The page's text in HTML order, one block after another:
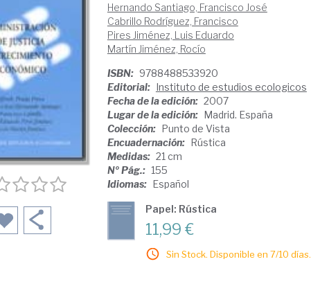
Hernando Santiago, Francisco José
Cabrillo Rodríguez, Francisco
Pires Jiménez, Luis Eduardo
Martín Jiménez, Rocío
ISBN: 9788488533920
Editorial: Instituto de estudios ecologicos
Fecha de la edición: 2007
Lugar de la edición: Madrid. España
Colección: Punto de Vista
Encuadernación: Rústica
Medidas: 21 cm
Nº Pág.: 155
Idiomas: Español
Papel: Rústica
11,99 €
Sin Stock. Disponible en 7/10 días.